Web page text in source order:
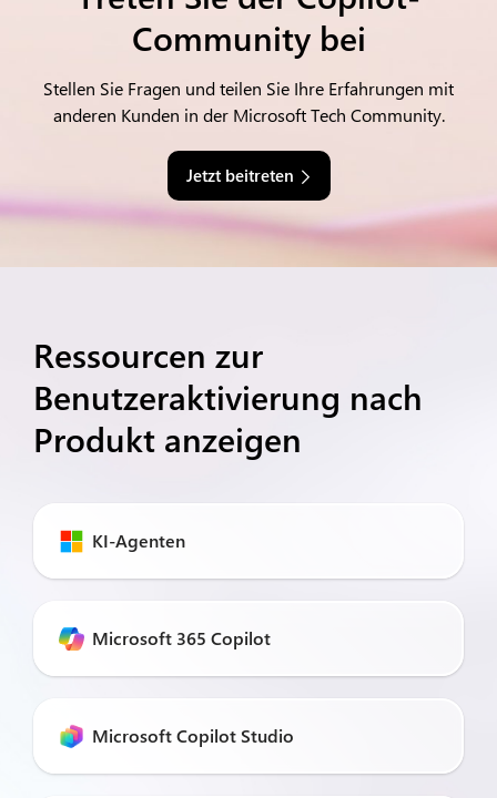
Community bei
Stellen Sie Fragen und teilen Sie Ihre Erfahrungen mit
anderen Kunden in der Microsoft Tech Community.
Jetzt beitreten
Ressourcen zur
Benutzeraktivierung nach
Produkt anzeigen
KI-Agenten
Microsoft 365 Copilot
Microsoft Copilot Studio